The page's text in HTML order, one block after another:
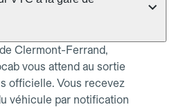
Clermont-Ferrand,
vous attend au sortie
officielle. Vous recevez
véhicule par notification